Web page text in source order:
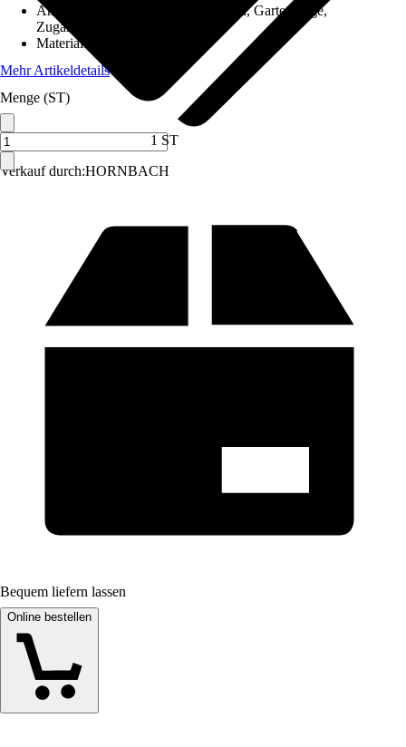
Verkauf durch:HORNBACH
Anwendungsbereich
Boden, Garten, Gartenwege,
Zugangsweg/Eingangsweg
Material:
Mehr Artikeldetails
Menge (ST)
1 ST
Bequem liefern lassen
Online bestellen